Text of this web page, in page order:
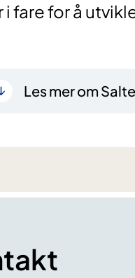
i fare for å
Les mer om